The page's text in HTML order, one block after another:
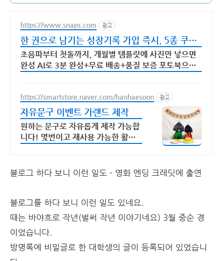
https://www.snaps.com 광고
한 권으로 남기는 성장기록 가입 즉시, 5종 쿠폰
지급!
초음파부터 첫돌까지, 개월별 템플릿에 사진만 넣으면
완성 AI로 3분 완성+무료 배송+품질 보증 포토북으로
https://smartstore.naver.com/hanhaesoon 광고
자유문구 이벤트 가랜드 제작
원하는 문구로 자유롭게 제작 가능합
니다! 몇번이고 재사용 가능한 활용
블로그 하다 보니 이런 일도 - 영화 엔딩 크레딧에 출연
블로그를 하다 보니 이런 일도 있네요.
때는 바야흐로 작년(벌써 작년 이야기네요) 3월 중순 경
이었습니다.
방명록에 비밀글로 한 대학생의 글이 등록되어 있었습니